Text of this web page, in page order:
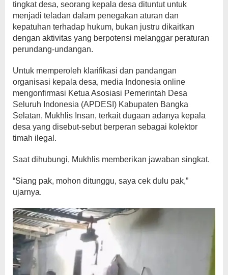
tingkat desa, seorang kepala desa dituntut untuk
menjadi teladan dalam penegakan aturan dan
kepatuhan terhadap hukum, bukan justru dikaitkan
dengan aktivitas yang berpotensi melanggar peraturan
perundang-undangan.
Untuk memperoleh klarifikasi dan pandangan
organisasi kepala desa, media Indonesia online
mengonfirmasi Ketua Asosiasi Pemerintah Desa
Seluruh Indonesia (APDESI) Kabupaten Bangka
Selatan, Mukhlis Insan, terkait dugaan adanya kepala
desa yang disebut-sebut berperan sebagai kolektor
timah ilegal.
Saat dihubungi, Mukhlis memberikan jawaban singkat.
“Siang pak, mohon ditunggu, saya cek dulu pak,”
ujarnya.